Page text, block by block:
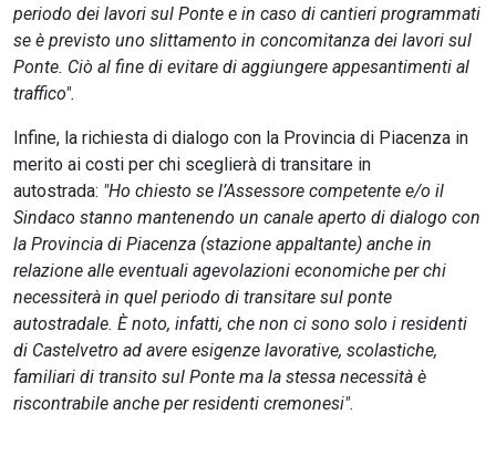
periodo dei lavori sul Ponte e in caso di cantieri programmati
se è previsto uno slittamento in concomitanza dei lavori sul
Ponte. Ciò al fine di evitare di aggiungere appesantimenti al
traffico".
Infine, la richiesta di dialogo con la Provincia di Piacenza in
merito ai costi per chi sceglierà di transitare in
autostrada: "Ho chiesto se l’Assessore competente e/o il
Sindaco stanno mantenendo un canale aperto di dialogo con
la Provincia di Piacenza (stazione appaltante) anche in
relazione alle eventuali agevolazioni economiche per chi
necessiterà in quel periodo di transitare sul ponte
autostradale. È noto, infatti, che non ci sono solo i residenti
di Castelvetro ad avere esigenze lavorative, scolastiche,
familiari di transito sul Ponte ma la stessa necessità è
riscontrabile anche per residenti cremonesi".